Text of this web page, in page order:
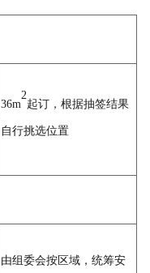
36m
2
起订，根据抽签结果
自行挑选位置
由组委会按区域，统筹安